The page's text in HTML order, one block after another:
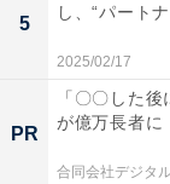
5
し、“パート
2025/02/17
PR
「〇〇した
が億万長者に
合同会社デジタ